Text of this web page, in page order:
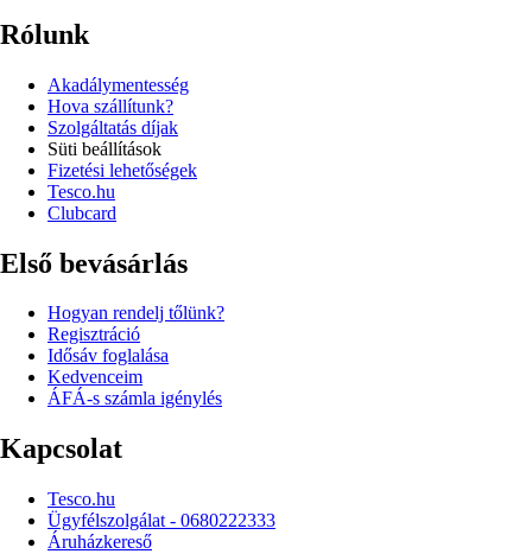
Rólunk
Akadálymentesség
Hova szállítunk?
Szolgáltatás díjak
Süti beállítások
Fizetési lehetőségek
Tesco.hu
Clubcard
Első bevásárlás
Hogyan rendelj tőlünk?
Regisztráció
Idősáv foglalása
Kedvenceim
ÁFÁ-s számla igénylés
Kapcsolat
Tesco.hu
Ügyfélszolgálat - 0680222333
Áruházkereső